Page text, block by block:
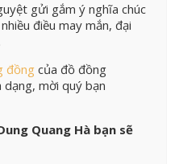
gửi gắm ý nghĩa chúc
điều may mắn, đại
đồngcủa đồ đồng
mời quý bạn
Quang Hà bạn sẽ